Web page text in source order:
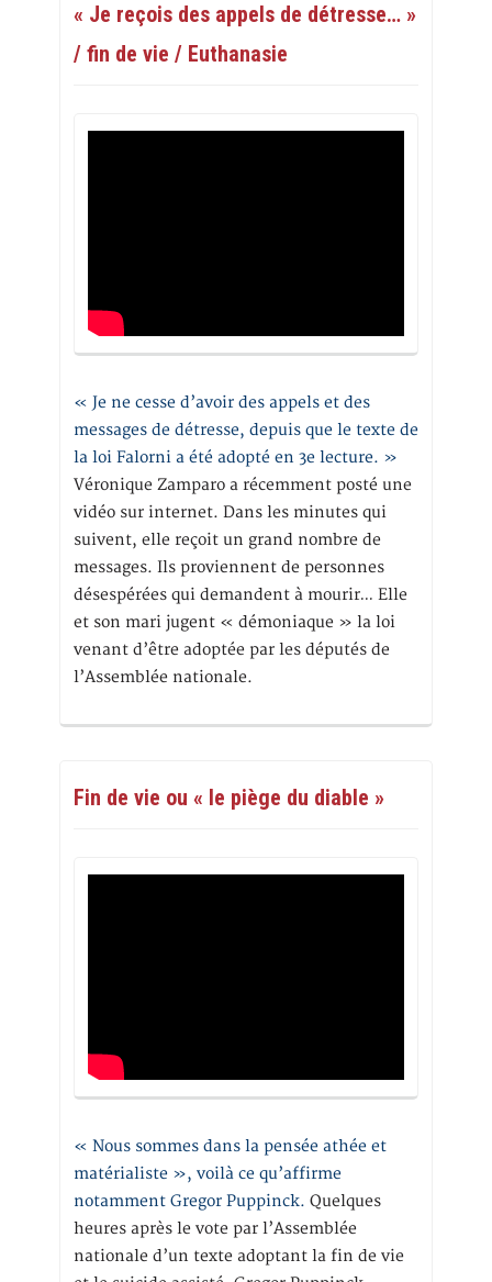
« Je reçois des appels de détresse… »
/ fin de vie / Euthanasie
« Je ne cesse d’avoir des appels et des
messages de détresse, depuis que le texte de
la loi Falorni a été adopté en 3e lecture. »
Véronique Zamparo a récemment posté une
vidéo sur internet. Dans les minutes qui
suivent, elle reçoit un grand nombre de
messages. Ils proviennent de personnes
désespérées qui demandent à mourir… Elle
et son mari jugent « démoniaque » la loi
venant d’être adoptée par les députés de
l’Assemblée nationale.
Fin de vie ou « le piège du diable »
« Nous sommes dans la pensée athée et
matérialiste », voilà ce qu’affirme
notamment Gregor Puppinck. Quelques
heures après le vote par l’Assemblée
nationale d’un texte adoptant la fin de vie